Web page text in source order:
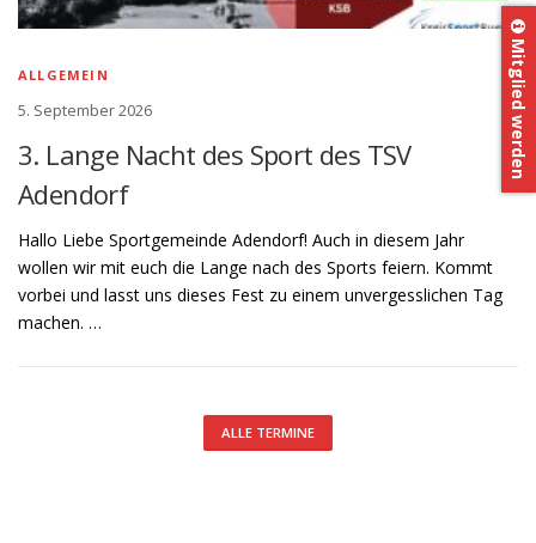
ALLGEMEIN
5. September 2026
3. Lange Nacht des Sport des TSV
Adendorf
Hallo Liebe Sportgemeinde Adendorf! Auch in diesem Jahr
wollen wir mit euch die Lange nach des Sports feiern. Kommt
vorbei und lasst uns dieses Fest zu einem unvergesslichen Tag
machen. …
ALLE TERMINE
Mitglied werden